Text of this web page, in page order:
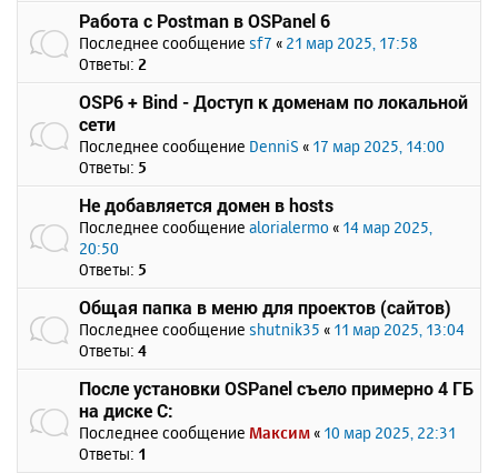
Работа с Postman в OSPanel 6
Последнее сообщение sf7 « 21 мар 2025, 17:58
Ответы: 2
OSP6 + Bind - Доступ к доменам по локальной
сети
Последнее сообщение DenniS « 17 мар 2025, 14:00
Ответы: 5
Не добавляется домен в hosts
Последнее сообщение alorialermo « 14 мар 2025,
20:50
Ответы: 5
Общая папка в меню для проектов (сайтов)
Последнее сообщение shutnik35 « 11 мар 2025, 13:04
Ответы: 4
После установки OSPanel съело примерно 4 ГБ
на диске C:
Последнее сообщение Максим « 10 мар 2025, 22:31
Ответы: 1